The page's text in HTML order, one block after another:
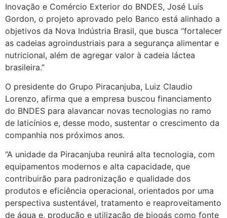
Inovação e Comércio Exterior do BNDES, José Luís
Gordon, o projeto aprovado pelo Banco está alinhado a
objetivos da Nova Indústria Brasil, que busca “fortalecer
as cadeias agroindustriais para a segurança alimentar e
nutricional, além de agregar valor à cadeia láctea
brasileira.”
O presidente do Grupo Piracanjuba, Luiz Claudio
Lorenzo, afirma que a empresa buscou financiamento
do BNDES para alavancar novas tecnologias no ramo
de laticínios e, desse modo, sustentar o crescimento da
companhia nos próximos anos.
“A unidade da Piracanjuba reunirá alta tecnologia, com
equipamentos modernos e alta capacidade, que
contribuirão para padronização e qualidade dos
produtos e eficiência operacional, orientados por uma
perspectiva sustentável, tratamento e reaproveitamento
de água e, produção e utilização de biogás como fonte